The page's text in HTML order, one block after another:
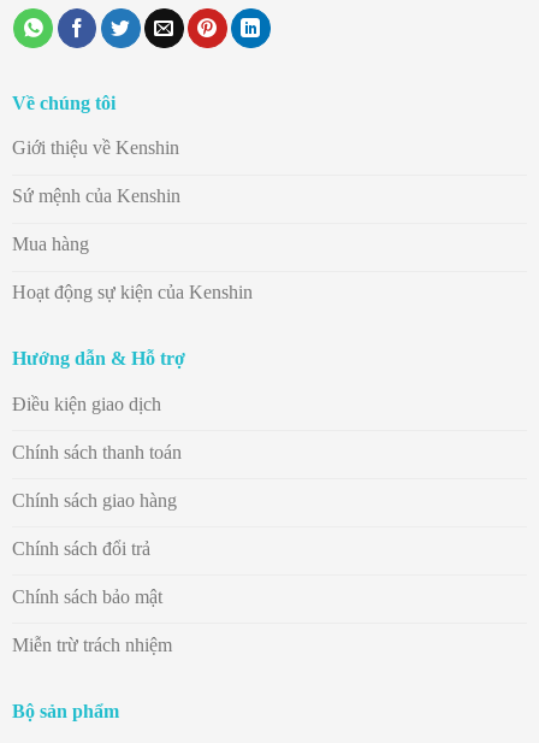
Về chúng tôi
Giới thiệu về Kenshin
Sứ mệnh của Kenshin
Mua hàng
Hoạt động sự kiện của Kenshin
Hướng dẫn & Hỗ trợ
Điều kiện giao dịch
Chính sách thanh toán
Chính sách giao hàng
Chính sách đổi trả
Chính sách bảo mật
Miễn trừ trách nhiệm
Bộ sản phẩm